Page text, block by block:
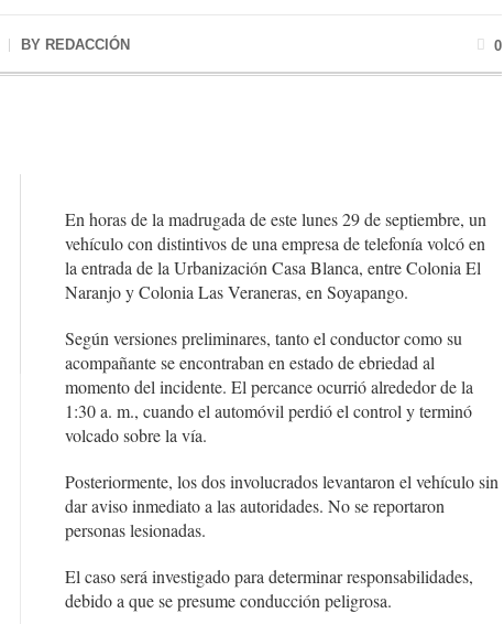
BY REDACCIÓN 0
En horas de la madrugada de este lunes 29 de septiembre, un
vehículo con distintivos de una empresa de telefonía volcó en
la entrada de la Urbanización Casa Blanca, entre Colonia El
Naranjo y Colonia Las Veraneras, en Soyapango.
Según versiones preliminares, tanto el conductor como su
acompañante se encontraban en estado de ebriedad al
momento del incidente. El percance ocurrió alrededor de la
1:30 a. m., cuando el automóvil perdió el control y terminó
volcado sobre la vía.
Posteriormente, los dos involucrados levantaron el vehículo sin
dar aviso inmediato a las autoridades. No se reportaron
personas lesionadas.
El caso será investigado para determinar responsabilidades,
debido a que se presume conducción peligrosa.